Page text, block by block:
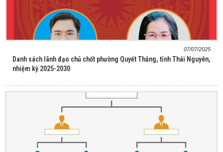
07/07/2025
Danh sách lãnh đạo chủ chốt phường Quyết Thắng, tỉnh Thái Nguyên,
nhiệm kỳ 2025-2030